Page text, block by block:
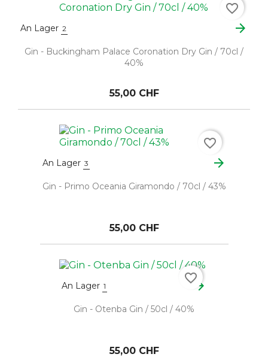
An Lager 2 arrow_forward
Gin - Buckingham Palace Coronation Dry Gin / 70cl /
40%
55,00 CHF
favorite_border
An Lager 3 arrow_forward
Gin - Primo Oceania Giramondo / 70cl / 43%
55,00 CHF
favorite_border
An Lager 1 arrow_forward
Gin - Otenba Gin / 50cl / 40%
55,00 CHF
favorite_border